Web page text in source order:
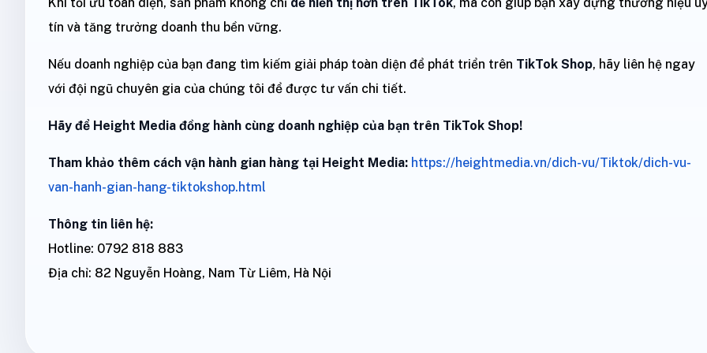
tín và tăng trưởng doanh thu bền vững.
Nếu doanh nghiệp của bạn đang tìm kiếm giải pháp toàn diện để phát triển trên TikTok Shop, hãy liên hệ ngay
với đội ngũ chuyên gia của chúng tôi để được tư vấn chi tiết.
Hãy để Height Media đồng hành cùng doanh nghiệp của bạn trên TikTok Shop!
Tham khảo thêm cách vận hành gian hàng tại Height Media: https://heightmedia.vn/dich-vu/Tiktok/dich-vu-
van-hanh-gian-hang-tiktokshop.html
Thông tin liên hệ:
Hotline: 0792 818 883
Địa chỉ: 82 Nguyễn Hoàng, Nam Từ Liêm, Hà Nội